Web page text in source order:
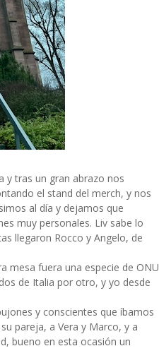
y tras un gran abrazo nos
el stand del merch, y nos
al día y dejamos que
muy personales. Liv sabe lo
llegaron Rocco y Angelo, de
mesa fuera una especie de ONU
de Italia por otro, y yo desde
y conscientes que íbamos
pareja, a Vera y Marco, y a
bueno en esta ocasión un